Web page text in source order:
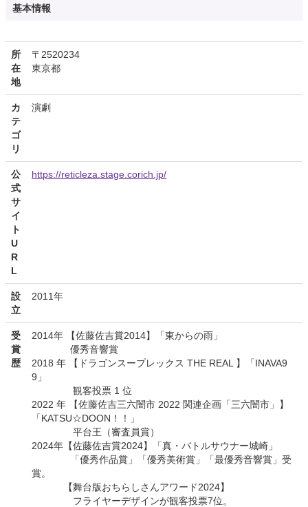
基本情報
所
在
地
〒2520234
東京都
カ
テ
ゴ
リ
演劇
公
式
サ
イ
ト
U
R
L
https://reticleza.stage.corich.jp/
設
立
2011年
受
賞
歴
2014年 【佐藤佐吉賞2014】「東からの雨」
優秀音響賞
2018 年 【ドラゴンスープレックス THE REAL 】「INAVA9
9」
観客投票 1 位
2022 年 【佐藤佐吉三六闇市 2022 関連企画「三六闇市」】
「KATSU☆DOON！！」
平台王（審査員賞）
2024年【佐藤佐吉賞2024】「真・バトルサウナー城崎」
「優秀作品賞」「優秀美術賞」「最優秀音響賞」受
賞。
【舞台版おちらしさんアワード2024】
フライヤーデザインが観客投票7位。